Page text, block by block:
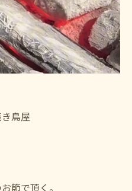
鳥屋
節で頂く。